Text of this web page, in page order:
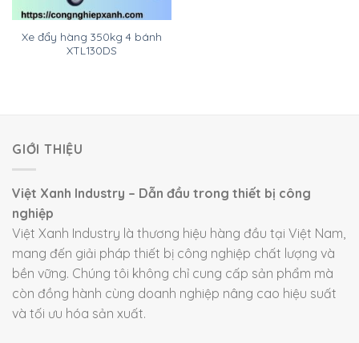
Xe đẩy hàng 350kg 4 bánh
XTL130DS
GIỚI THIỆU
Việt Xanh Industry – Dẫn đầu trong thiết bị công
nghiệp
Việt Xanh Industry là thương hiệu hàng đầu tại Việt Nam,
mang đến giải pháp thiết bị công nghiệp chất lượng và
bền vững. Chúng tôi không chỉ cung cấp sản phẩm mà
còn đồng hành cùng doanh nghiệp nâng cao hiệu suất
và tối ưu hóa sản xuất.